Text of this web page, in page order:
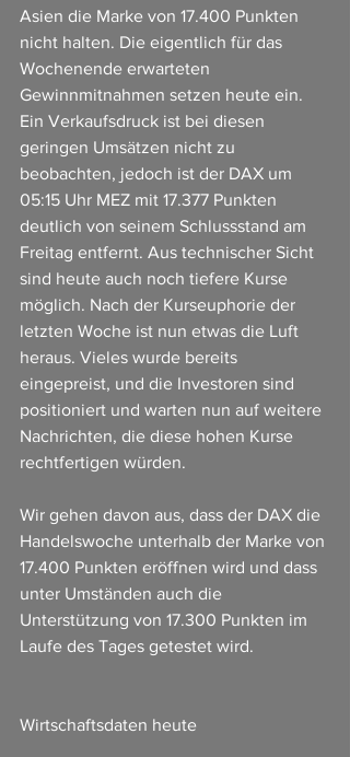
Asien die Marke von 17.400 Punkten
nicht halten. Die eigentlich für das
Wochenende erwarteten
Gewinnmitnahmen setzen heute ein.
Ein Verkaufsdruck ist bei diesen
geringen Umsätzen nicht zu
beobachten, jedoch ist der DAX um
05:15 Uhr MEZ mit 17.377 Punkten
deutlich von seinem Schlussstand am
Freitag entfernt. Aus technischer Sicht
sind heute auch noch tiefere Kurse
möglich. Nach der Kurseuphorie der
letzten Woche ist nun etwas die Luft
heraus. Vieles wurde bereits
eingepreist, und die Investoren sind
positioniert und warten nun auf weitere
Nachrichten, die diese hohen Kurse
rechtfertigen würden.
Wir gehen davon aus, dass der DAX die
Handelswoche unterhalb der Marke von
17.400 Punkten eröffnen wird und dass
unter Umständen auch die
Unterstützung von 17.300 Punkten im
Laufe des Tages getestet wird.
Wirtschaftsdaten heute